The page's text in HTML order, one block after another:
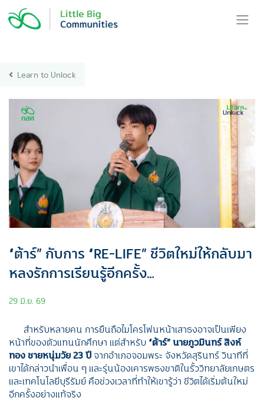
content
Learn to Unlock
“ต้าร์” กับการ “RE-LIFE” ชีวิตใหม่ให้กลับมา
หลงรักการเรียนรู้อีกครั้ง…
29 มิ.ย. 69
สำหรับหลายคน การยืนถือไมโครโฟนหน้าเสาธงอาจเป็นเพียง
หน้าที่ของตัวแทนนักศึกษา แต่สำหรับ “ต้าร์” นายภูวมินทร์ สิงห์
ทอง ชายหนุ่มวัย 23 ปี จากอำเภอจอมพระ จังหวัดสุรินทร์ วินาทีที่
เขาได้กล่าวนำเพื่อน ๆ และรุ่นน้องเคารพธงชาติในรั้ววิทยาลัยเกษตร
และเทคโนโลยีบุรีรัมย์ คือช่วงเวลาที่ทำให้เขารู้ว่า ชีวิตได้เริ่มต้นใหม่
อีกครั้งอย่างแท้จริง